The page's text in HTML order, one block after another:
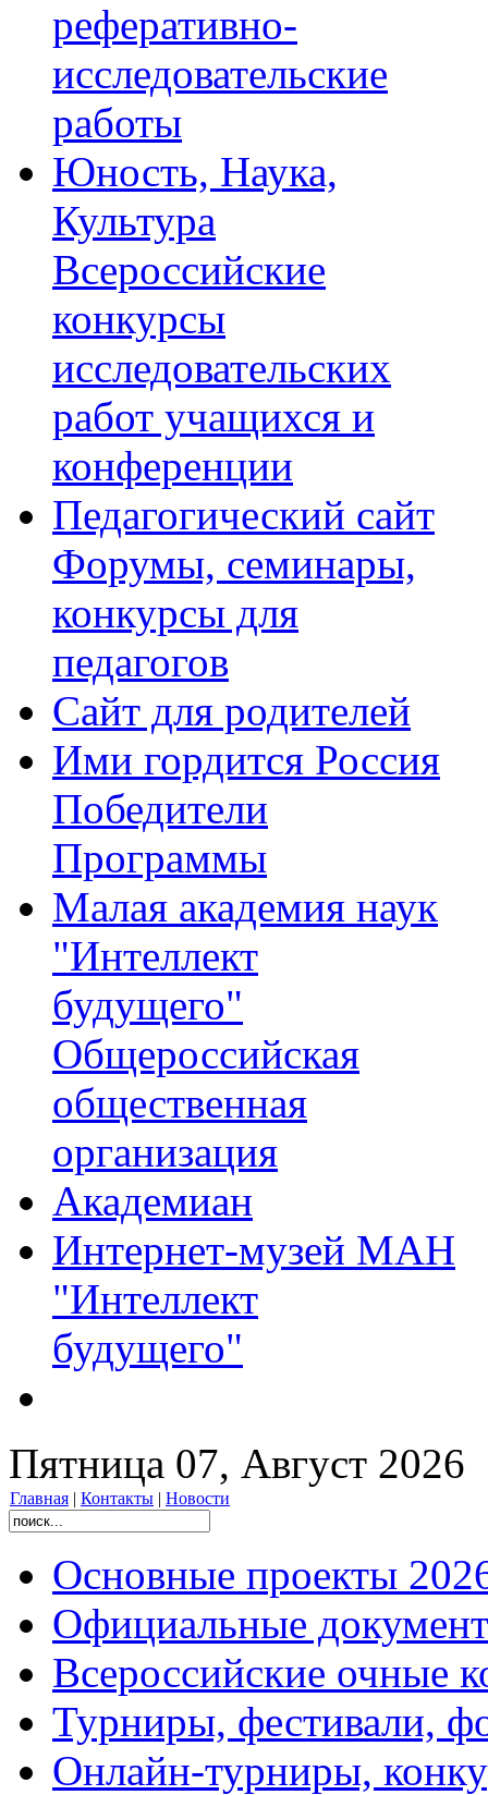
реферативно-
исследовательские
работы
Юность, Наука,
Культура
Всероссийские
конкурсы
исследовательских
работ учащихся и
конференции
Педагогический сайт
Форумы, семинары,
конкурсы для
педагогов
Сайт для родителей
Ими гордится Россия
Победители
Программы
Малая академия наук
"Интеллект
будущего"
Общероссийская
общественная
организация
Академиан
Интернет-музей МАН
"Интеллект
будущего"
Пятница 07, Август 2026
Главная | Контакты | Новости
Основные проекты
Официальные
Всероссийские очные
Турниры, фестивали,
Онлайн-турниры,